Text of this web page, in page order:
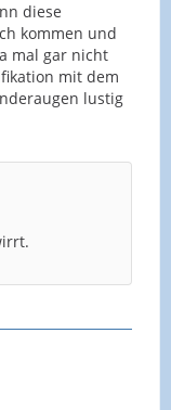
diese
kommen und
mal gar nicht
mit dem
lustig